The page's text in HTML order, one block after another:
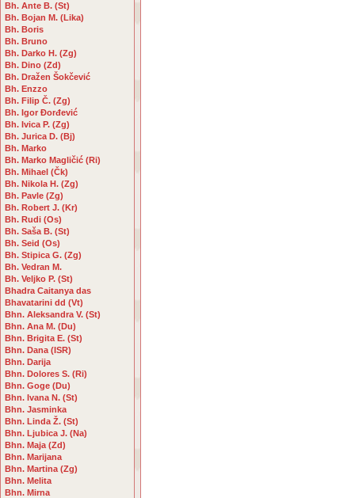
Bh. Ante B. (St)
Bh. Bojan M. (Lika)
Bh. Boris
Bh. Bruno
Bh. Darko H. (Zg)
Bh. Dino (Zd)
Bh. Dražen Šokčević
Bh. Enzzo
Bh. Filip Č. (Zg)
Bh. Igor Đorđević
Bh. Ivica P. (Zg)
Bh. Jurica D. (Bj)
Bh. Marko
Bh. Marko Magličić (Ri)
Bh. Mihael (Čk)
Bh. Nikola H. (Zg)
Bh. Pavle (Zg)
Bh. Robert J. (Kr)
Bh. Rudi (Os)
Bh. Saša B. (St)
Bh. Seid (Os)
Bh. Stipica G. (Zg)
Bh. Vedran M.
Bh. Veljko P. (St)
Bhadra Caitanya das
Bhavatarini dd (Vt)
Bhn. Aleksandra V. (St)
Bhn. Ana M. (Du)
Bhn. Brigita E. (St)
Bhn. Dana (ISR)
Bhn. Darija
Bhn. Dolores S. (Ri)
Bhn. Goge (Du)
Bhn. Ivana N. (St)
Bhn. Jasminka
Bhn. Linda Ž. (St)
Bhn. Ljubica J. (Na)
Bhn. Maja (Zd)
Bhn. Marijana
Bhn. Martina (Zg)
Bhn. Melita
Bhn. Mirna